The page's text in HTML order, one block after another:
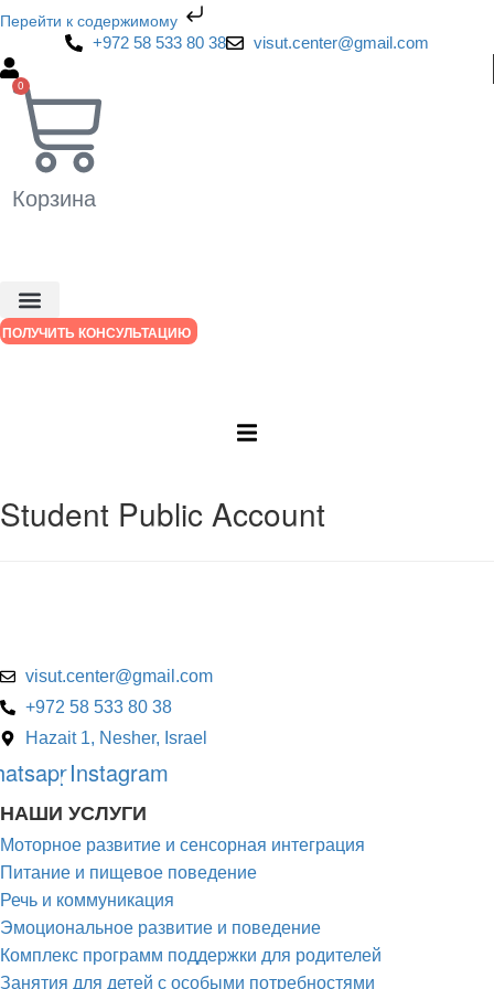
Перейти к содержимому
+972 58 533 80 38 moc.liamg
@retnec.tusiv
0
Корзина
ПОЛУЧИТЬ КОНСУЛЬТАЦИЮ
Student Public Account
moc.liamg
@retnec.tusiv
+972 58 533 80 38
Hazait 1, Nesher, Israel
Instagram
НАШИ УСЛУГИ
Моторное развитие и сенсорная интеграция
Питание и пищевое поведение
Речь и коммуникация
Эмоциональное развитие и поведение
Комплекс программ поддержки для родителей
Занятия для детей с особыми потребностями